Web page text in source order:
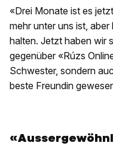
«Drei Monate ist es
mehr unter uns ist,
halten. Jetzt haben wir
gegenüber «Rúzs
Schwester, sondern
beste Freundin